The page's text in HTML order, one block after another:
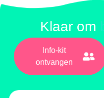
Klaar om
Info-kit
ontvangen